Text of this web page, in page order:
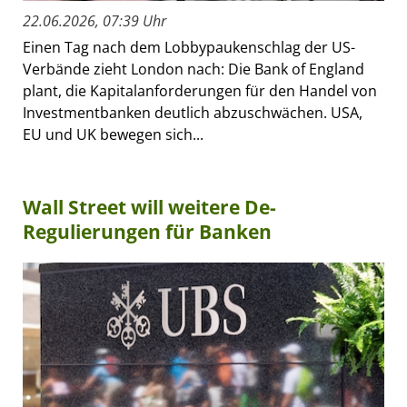
22.06.2026, 07:39 Uhr
Einen Tag nach dem Lobbypaukenschlag der US-
Verbände zieht London nach: Die Bank of England
plant, die Kapitalanforderungen für den Handel von
Investmentbanken deutlich abzuschwächen. USA,
EU und UK bewegen sich...
Wall Street will weitere De-
Regulierungen für Banken